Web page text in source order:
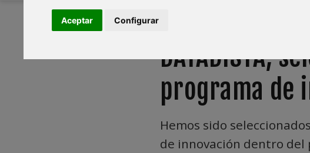
Aceptar Configurar
DATADISTA,
programa de
Hemos sido
de innovación dentro